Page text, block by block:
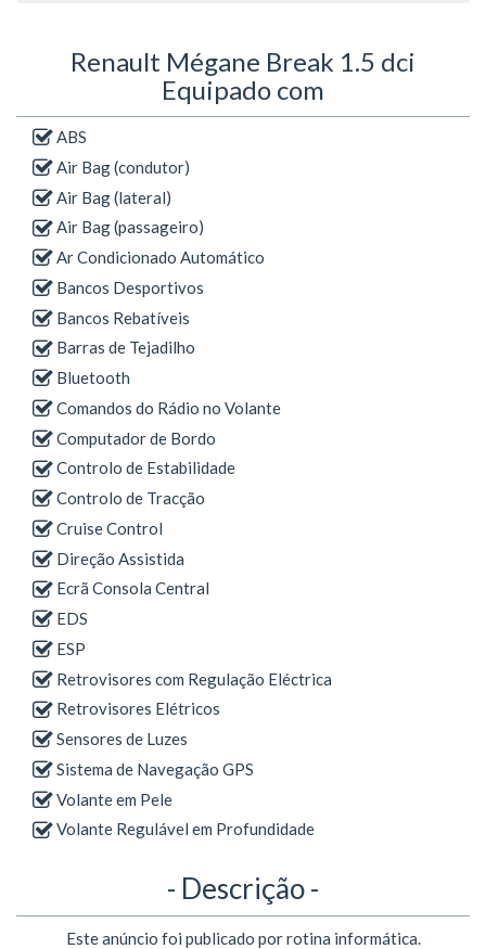
Renault Mégane Break 1.5 dci
Equipado com
ABS
Air Bag (condutor)
Air Bag (lateral)
Air Bag (passageiro)
Ar Condicionado Automático
Bancos Desportivos
Bancos Rebatíveis
Barras de Tejadilho
Bluetooth
Comandos do Rádio no Volante
Computador de Bordo
Controlo de Estabilidade
Controlo de Tracção
Cruise Control
Direção Assistida
Ecrã Consola Central
EDS
ESP
Retrovisores com Regulação Eléctrica
Retrovisores Elétricos
Sensores de Luzes
Sistema de Navegação GPS
Volante em Pele
Volante Regulável em Profundidade
- Descrição -
Este anúncio foi publicado por rotina informática.